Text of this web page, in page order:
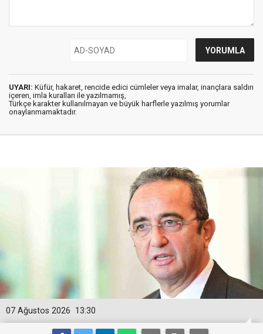
UYARI: Küfür, hakaret, rencide edici cümleler veya imalar, inançlara saldırı
içeren, imla kuralları ile yazılmamış,
Türkçe karakter kullanılmayan ve büyük harflerle yazılmış yorumlar
onaylanmamaktadır.
13:30
07 Ağustos 2026